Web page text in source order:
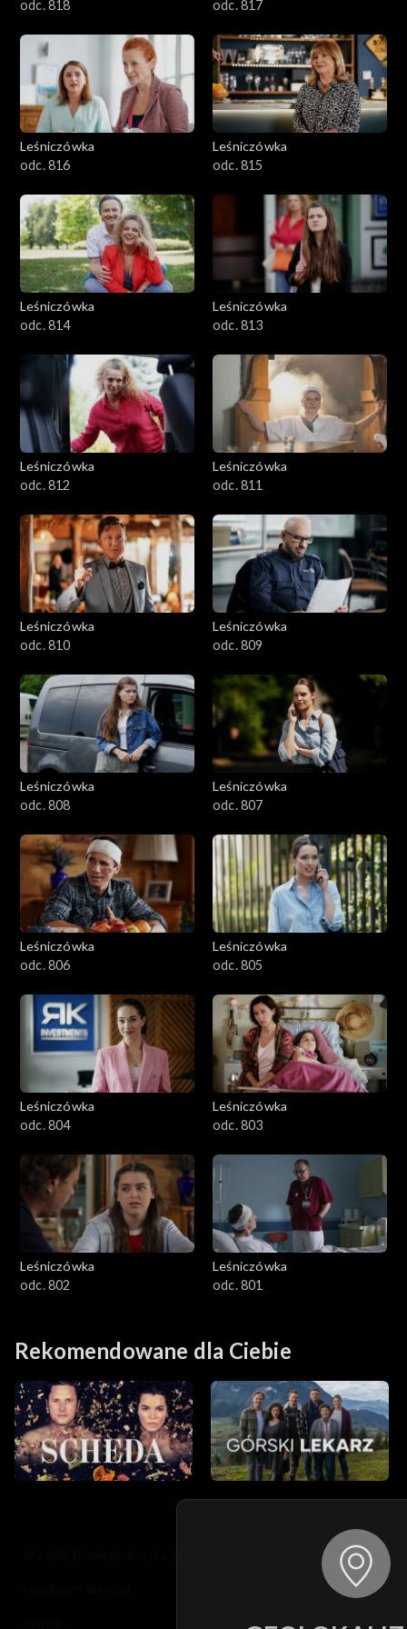
odc. 818 odc. 817
Leśniczówka
odc. 816
Leśniczówka
odc. 815
Leśniczówka
odc. 814
Leśniczówka
odc. 813
Leśniczówka
odc. 812
Leśniczówka
odc. 811
Leśniczówka
odc. 810
Leśniczówka
odc. 809
Leśniczówka
odc. 808
Leśniczówka
odc. 807
Leśniczówka
odc. 806
Leśniczówka
odc. 805
Leśniczówka
odc. 804
Leśniczówka
odc. 803
Leśniczówka
odc. 802
Leśniczówka
odc. 801
Rekomendowane dla Ciebie